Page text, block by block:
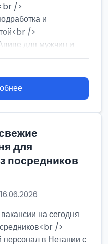
/>
и
/>
для мужчин и
для
посредников
на сегодня
/>
персонал в Нетании с